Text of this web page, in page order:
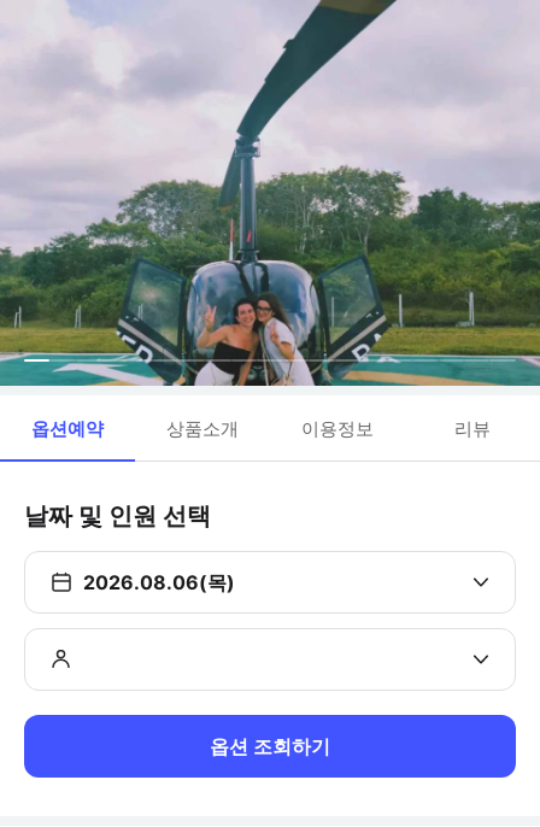
옵션예약 상품소개 이용정보 리뷰
날짜 및 인원 선택
2026.08.06(목)
옵션 조회하기